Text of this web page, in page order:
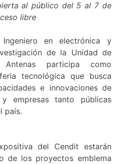
al público del 5 al 7 de
libre
Ingeniero en electrónica y
de la Unidad de
participa como
tecnológica que busca
e innovaciones de
empresas tanto públicas
país.
del Cendit estarán
de los proyectos emblema